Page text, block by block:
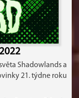
Shadowlands a
21. týdne roku